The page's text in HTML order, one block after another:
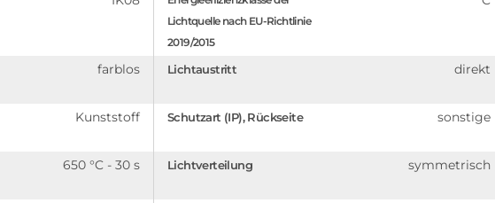
Lichtquelle nach EU-Richtlinie
2019/2015
farblos Lichtaustritt direkt
Kunststoff Schutzart (IP), Rückseite sonstige
650 °C - 30 s Lichtverteilung symmetrisch